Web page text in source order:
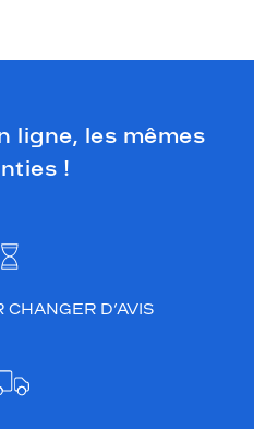
ligne, les mêmes
!
D’AVIS